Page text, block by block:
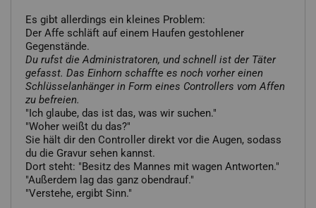
Es gibt allerdings ein kleines Problem:
Der Affe schläft auf einem Haufen gestohlener
Gegenstände.
Du rufst die Administratoren, und schnell ist der Täter
gefasst. Das Einhorn schaffte es noch vorher einen
Schlüsselanhänger in Form eines Controllers vom Affen
zu befreien.
"Ich glaube, das ist das, was wir suchen."
"Woher weißt du das?"
Sie hält dir den Controller direkt vor die Augen, sodass
du die Gravur sehen kannst.
Dort steht: "Besitz des Mannes mit wagen Antworten."
"Außerdem lag das ganz obendrauf."
"Verstehe, ergibt Sinn."